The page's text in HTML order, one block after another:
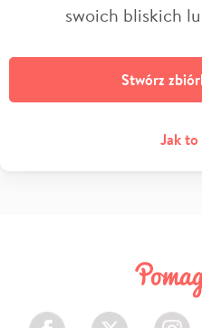
swoich bliskich
Stwórz
Jak to
Facebook Twitter